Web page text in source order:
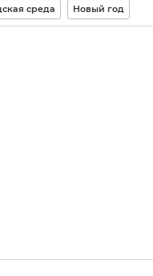
среда Новый год